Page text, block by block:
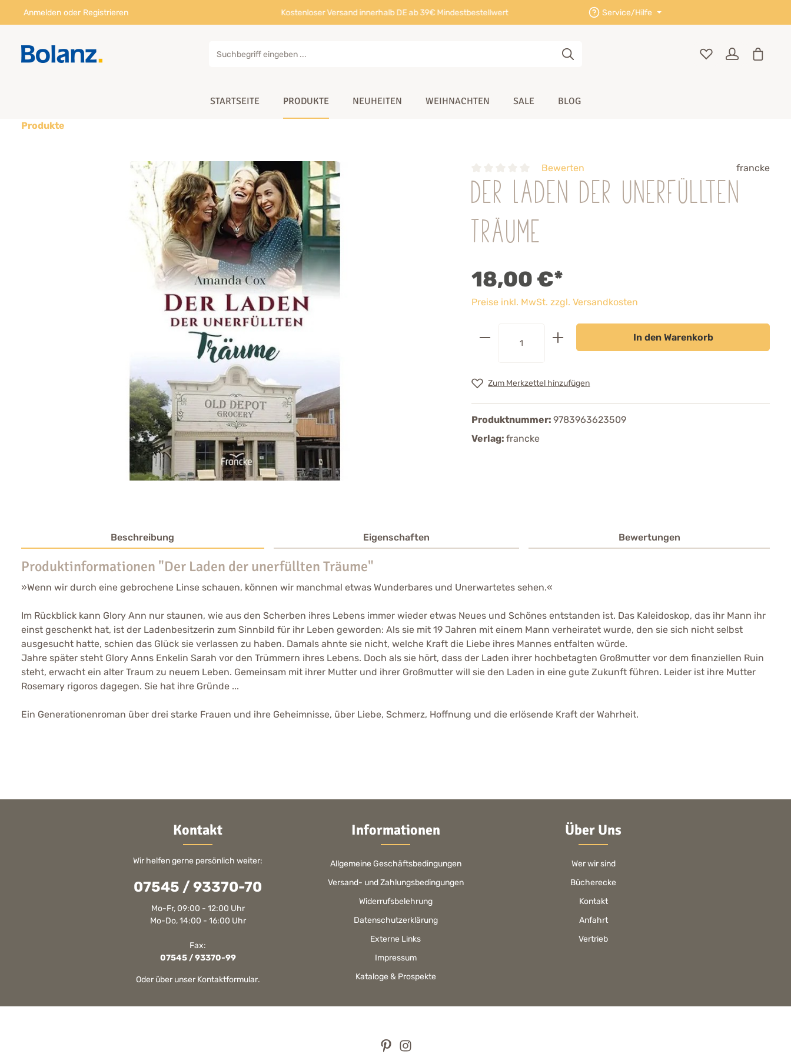
Anmelden oder Registrieren Kostenloser Versand innerhalb DE ab 39€ Mindestbestellwert Service/Hilfe
STARTSEITE PRODUKTE NEUHEITEN WEIHNACHTEN SALE BLOG
Produkte
Bewerten francke
Der Laden der unerfüllten
Träume
18,00 €*
Preise inkl. MwSt. zzgl. Versandkosten
In den Warenkorb
Zum Merkzettel hinzufügen
Produktnummer:9783963623509
Verlag:francke
Beschreibung Eigenschaften Bewertungen
Produktinformationen "Der Laden der unerfüllten Träume"
»Wenn wir durch eine gebrochene Linse schauen, können wir manchmal etwas Wunderbares und Unerwartetes sehen.«
Im Rückblick kann Glory Ann nur staunen, wie aus den Scherben ihres Lebens immer wieder etwas Neues und Schönes entstanden ist. Das Kaleidoskop, das ihr Mann ihr
einst geschenkt hat, ist der Ladenbesitzerin zum Sinnbild für ihr Leben geworden: Als sie mit 19 Jahren mit einem Mann verheiratet wurde, den sie sich nicht selbst
ausgesucht hatte, schien das Glück sie verlassen zu haben. Damals ahnte sie nicht, welche Kraft die Liebe ihres Mannes entfalten würde.
Jahre später steht Glory Anns Enkelin Sarah vor den Trümmern ihres Lebens. Doch als sie hört, dass der Laden ihrer hochbetagten Großmutter vor dem finanziellen Ruin
steht, erwacht ein alter Traum zu neuem Leben. Gemeinsam mit ihrer Mutter und ihrer Großmutter will sie den Laden in eine gute Zukunft führen. Leider ist ihre Mutter
Rosemary rigoros dagegen. Sie hat ihre Gründe ...
Ein Generationenroman über drei starke Frauen und ihre Geheimnisse, über Liebe, Schmerz, Hoffnung und die erlösende Kraft der Wahrheit.
Kontakt
Wir helfen gerne persönlich weiter:
07545 / 93370-70
Mo-Fr, 09:00 - 12:00 Uhr
Mo-Do, 14:00 - 16:00 Uhr
Fax:
07545 / 93370-99
Oder über unser Kontaktformular.
Informationen
Allgemeine Geschäftsbedingungen
Versand- und Zahlungsbedingungen
Widerrufsbelehrung
Datenschutzerklärung
Externe Links
Impressum
Kataloge & Prospekte
Über Uns
Wer wir sind
Bücherecke
Kontakt
Anfahrt
Vertrieb